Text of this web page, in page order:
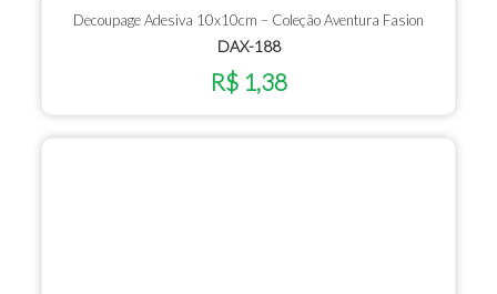
Decoupage Adesiva 10x10cm – Coleção Aventura Fasion
DAX-188
R$ 1,38